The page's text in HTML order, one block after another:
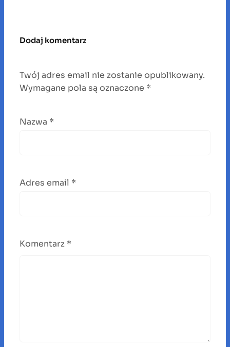
Dodaj komentarz
Twój adres email nie zostanie opublikowany.
Wymagane pola są oznaczone *
Nazwa *
Adres email *
Komentarz *